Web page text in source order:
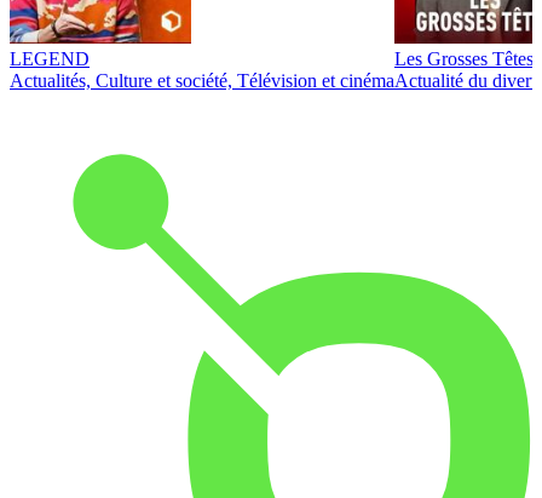
LEGEND
Actualités, Culture et société, Télévision et cinéma
Les Grosses Têtes
Actualité du